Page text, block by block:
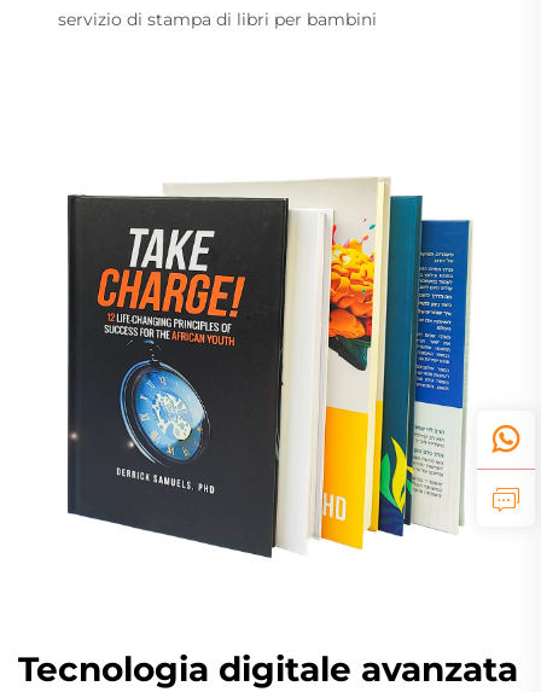
servizio di stampa di libri per bambini
Tecnologia digitale avanzata